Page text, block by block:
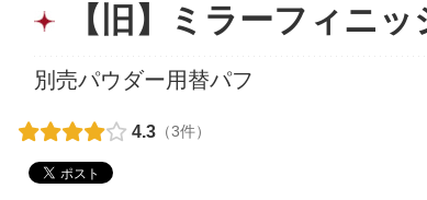
スペシャルサイト
お友達紹介サービス
ドレススノー
チェックで選ぶ
＆エイジングケア
ポイントメイク
Make Look
ビューティスト
EXドリンク
アテニア ギフト
シーンから選ぶ
【旧】ミラーフィニ
別売パウダー用替パフ
4.3 （3件）